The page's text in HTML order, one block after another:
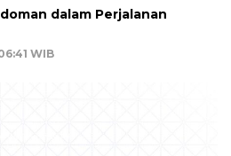
dalam Perjalanan
WIB